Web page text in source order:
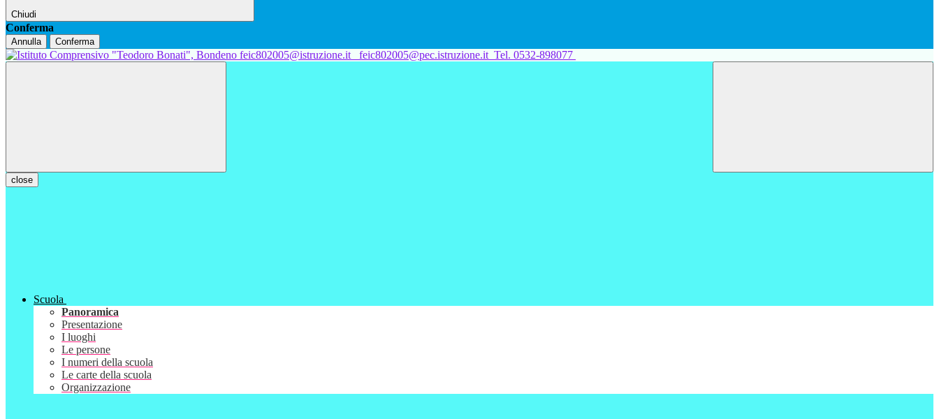
Chiudi
Conferma
Annulla Conferma
feic802005@istruzione.it feic802005@pec.istruzione.it Tel. 0532-898077
close
Scuola
Panoramica
Presentazione
I luoghi
Le persone
I numeri della scuola
Le carte della scuola
Organizzazione